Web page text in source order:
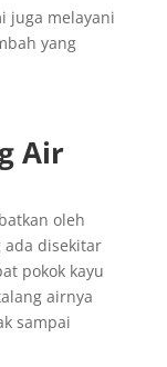
juga melayani
yang
Air
oleh
ada disekitar
pokok kayu
airnya
sampai